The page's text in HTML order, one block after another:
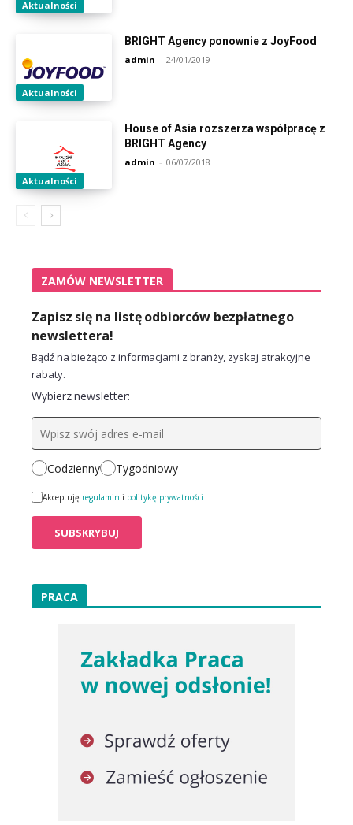
Aktualności
Aktualności
BRIGHT Agency ponownie z JoyFood
admin - 24/01/2019
Aktualności
House of Asia rozszerza współpracę z
BRIGHT Agency
admin - 06/07/2018
ZAMÓW NEWSLETTER
Zapisz się na listę odbiorców bezpłatnego
newslettera!
Bądź na bieżąco z informacjami z branży, zyskaj atrakcyjne
rabaty.
Wybierz newsletter:
Codzienny Tygodniowy
Akceptuję regulamin i politykę prywatności
PRACA